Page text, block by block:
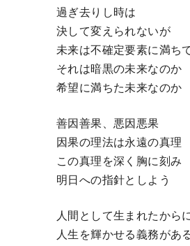
過ぎ去りし時は
決して変えられないが
未来は不確定要素に満ち
それは暗黒の未来なのか
希望に満ちた未来なのか
善因善果、悪因悪果
因果の理法は永遠の真理
この真理を深く胸に刻み
明日への指針としよう
人間として生まれたから
人生を輝かせる義務があ